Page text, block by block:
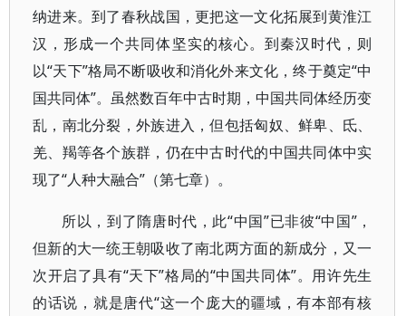
纳进来。到了春秋战国，更把这一文化拓展到黄淮江
汉，形成一个共同体坚实的核心。到秦汉时代，则
以“天下”格局不断吸收和消化外来文化，终于奠定“中
国共同体”。虽然数百年中古时期，中国共同体经历变
乱，南北分裂，外族进入，但包括匈奴、鲜卑、氐、
羌、羯等各个族群，仍在中古时代的中国共同体中实
现了“人种大融合”（第七章）。
所以，到了隋唐时代，此“中国”已非彼“中国”，
但新的大一统王朝吸收了南北两方面的新成分，又一
次开启了具有“天下”格局的“中国共同体”。用许先生
的话说，就是唐代“这一个庞大的疆域，有本部有核